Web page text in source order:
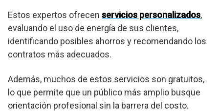
Estos expertos ofrecen servicios personalizados,
evaluando el uso de energía de sus clientes,
identificando posibles ahorros y recomendando los
contratos más adecuados.
Además, muchos de estos servicios son gratuitos,
lo que permite que un público más amplio busque
orientación profesional sin la barrera del costo.